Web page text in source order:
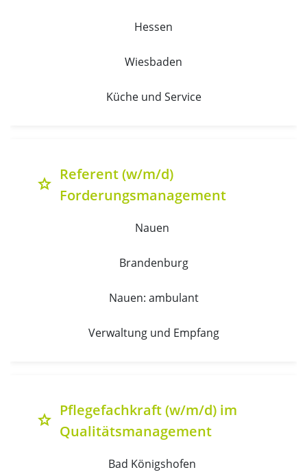
Hessen
Wiesbaden
Küche und Service
grade
Referent (w/m/d)
Forderungsmanagement
Nauen
Brandenburg
Nauen: ambulant
Verwaltung und Empfang
grade
Pflegefachkraft (w/m/d) im
Qualitätsmanagement
Bad Königshofen